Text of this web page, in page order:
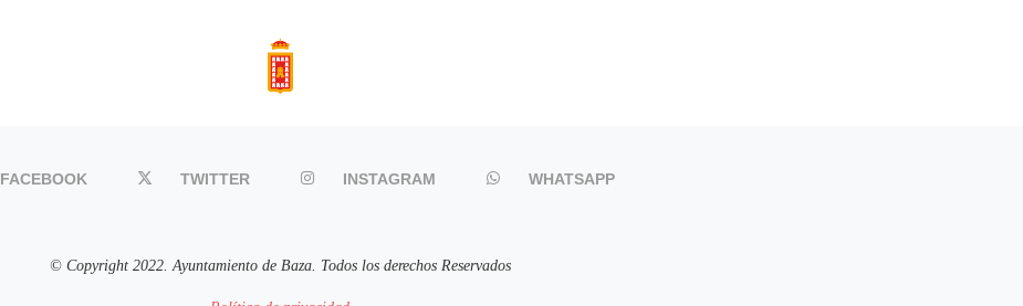
FACEBOOK TWITTER INSTAGRAM WHATSAPP
© Copyright 2022. Ayuntamiento de Baza. Todos los derechos Reservados